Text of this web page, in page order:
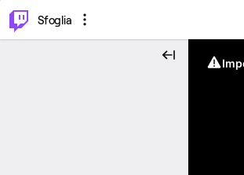
Sfoglia